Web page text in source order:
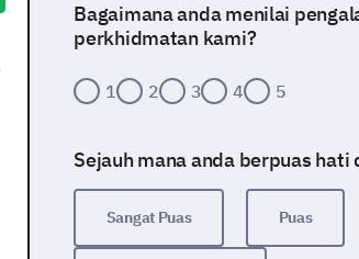
Bagaimana anda menilai
perkhidmatan kami?
1 2 3 4 5
Sejauh mana anda berpuas
Sangat Puas Puas